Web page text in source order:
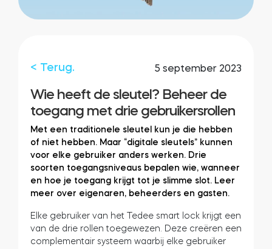
Accessoires
Tedee Bridge
Door Sensor
INLOGGEN
< Terug. 5 september 2023
Wie heeft de sleutel? Beheer de
toegang met drie gebruikersrollen
Met een traditionele sleutel kun je die hebben
of niet hebben. Maar “digitale sleutels” kunnen
voor elke gebruiker anders werken. Drie
soorten toegangsniveaus bepalen wie, wanneer
en hoe je toegang krijgt tot je slimme slot. Leer
meer over eigenaren, beheerders en gasten.
Elke gebruiker van het Tedee smart lock krijgt een
van de drie rollen toegewezen. Deze creëren een
complementair systeem waarbij elke gebruiker